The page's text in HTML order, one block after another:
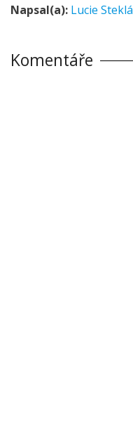
Napsal(a): Lucie Steklá
Komentáře